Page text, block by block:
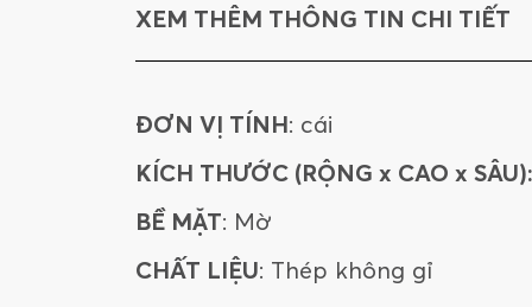
XEM THÊM THÔNG TIN CHI TIẾT
ĐƠN VỊ TÍNH: cái
KÍCH THƯỚC (RỘNG x CAO x SÂU):
BỀ MẶT: Mờ
CHẤT LIỆU: Thép không gỉ